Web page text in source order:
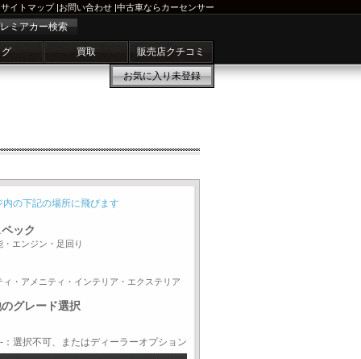
サイトマップ|お問い合わせ |中古車ならカーセンサー
ミアカー検索
買取 販売店クチコミ
お気に入り未登録
内の下記の場所に飛びます
ック
・エンジン・足回り
ィ・アメニティ・インテリア・エクステリア
グレード選択
択不可、またはディーラーオプション